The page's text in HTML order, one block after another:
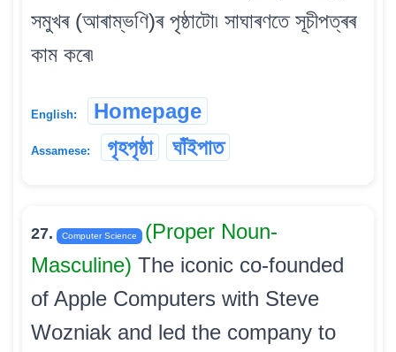
সমুখৰ (আৰাম্ভণি)ৰ পৃষ্ঠাটো৷ সাঘাৰণতে সূচীপত্ৰৰ
কাম কৰে৷
English: Homepage
Assamese: গৃহপৃষ্ঠা ঘাঁইপাত
27. Computer Science
(Proper Noun-
Masculine) The iconic co-founded
of Apple Computers with Steve
Wozniak and led the company to